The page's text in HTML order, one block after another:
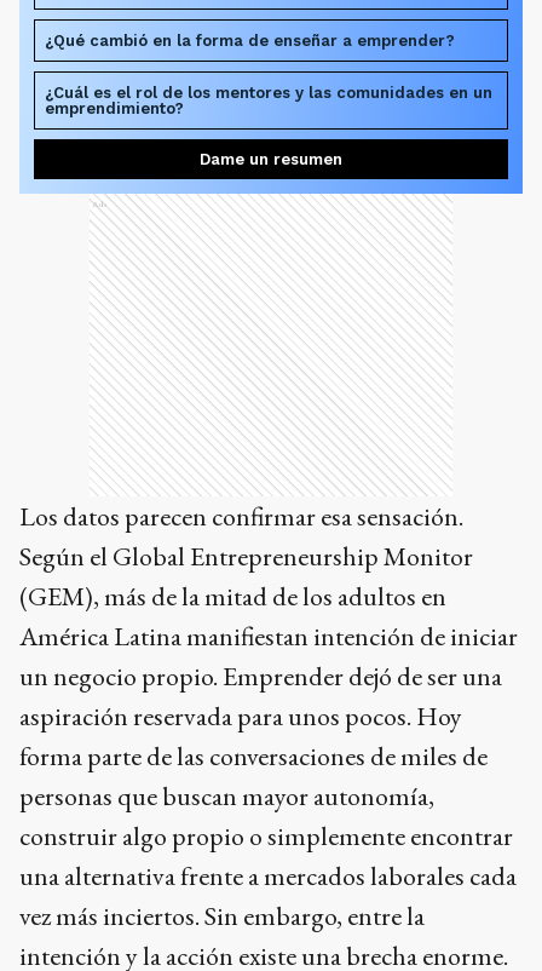
¿Qué cambió en la forma de enseñar a emprender?
¿Cuál es el rol de los mentores y las comunidades en un
emprendimiento?
Dame un resumen
Ads
Los datos parecen confirmar esa sensación.
Según el Global Entrepreneurship Monitor
(GEM), más de la mitad de los adultos en
América Latina manifiestan intención de iniciar
un negocio propio. Emprender dejó de ser una
aspiración reservada para unos pocos. Hoy
forma parte de las conversaciones de miles de
personas que buscan mayor autonomía,
construir algo propio o simplemente encontrar
una alternativa frente a mercados laborales cada
vez más inciertos. Sin embargo, entre la
intención y la acción existe una brecha enorme.